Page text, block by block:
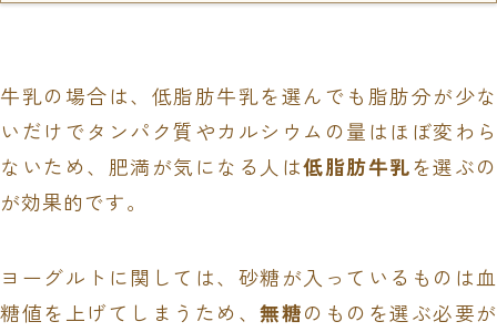
牛乳の場合は、低脂肪牛乳を選んでも脂肪分が少な
いだけでタンパク質やカルシウムの量はほぼ変わら
ないため、肥満が気になる人は低脂肪牛乳を選ぶの
が効果的です。
ヨーグルトに関しては、砂糖が入っているものは血
糖値を上げてしまうため、無糖のものを選ぶ必要が